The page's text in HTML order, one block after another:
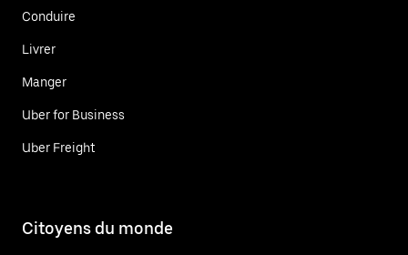
Conduire
Livrer
Manger
Uber for Business
Uber Freight
Citoyens du monde